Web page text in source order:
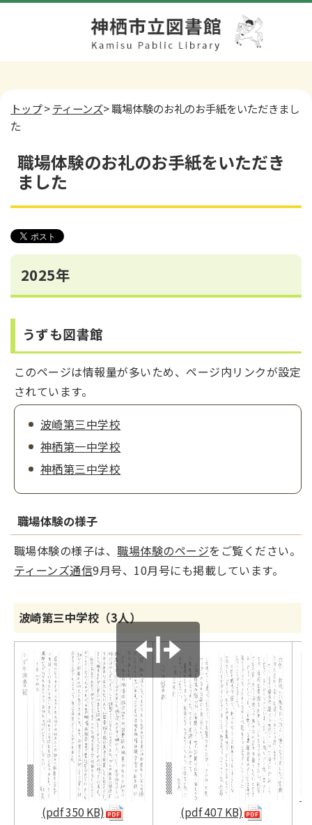
トップ>ティーンズ> 職場体験のお礼のお手紙をいただきまし
た
職場体験のお礼のお手紙をいただき
ました
2025年
うずも図書館
このページは情報量が多いため、ページ内リンクが設定
されています。
波崎第三中学校
神栖第一中学校
神栖第三中学校
職場体験の様子
職場体験の様子は、職場体験のページをご覧ください。
ティーンズ通信9月号、10月号にも掲載しています。
波崎第三中学校（3人）
(pdf 350 KB) (pdf 407 KB)